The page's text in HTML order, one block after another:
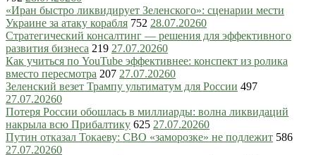
«Иран быстро ликвидирует Зеленского»: сценарии мести
Украине за атаку корабля 752 28.07.20260
Стратегический консалтинг — решения для эффективного
развития бизнеса 219 27.07.20260
Как учиться по YouTube эффективнее: конспект из ролика
вместо пересмотра 207 27.07.20260
Зеленский везет Трампу ультиматум для России 497
27.07.20260
Потеря России обошлась в миллиарды: волна ликвидаций
накрыла всю Прибалтику 625 27.07.20260
Путин отказал Токаеву: СВО «заморозке» не подлежит 586
27.07.20260